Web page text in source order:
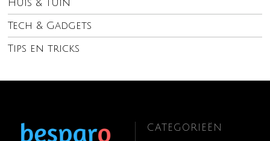
Huis & Tuin
Tech & Gadgets
Tips en tricks
CATEGORIEËN